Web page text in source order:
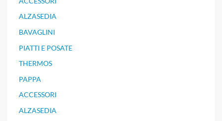
ALZASEDIA
BAVAGLINI
PIATTI E POSATE
THERMOS
PAPPA
ACCESSORI
ALZASEDIA